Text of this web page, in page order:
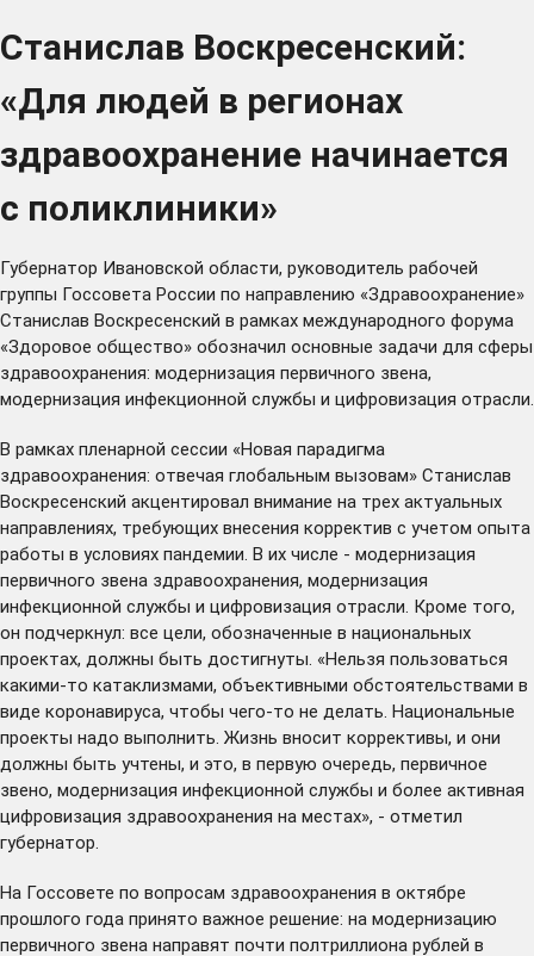
Станислав Воскресенский:
«Для людей в регионах
здравоохранение начинается
с поликлиники»
Губернатор Ивановской области, руководитель рабочей
группы Госсовета России по направлению «Здравоохранение»
Станислав Воскресенский в рамках международного форума
«Здоровое общество» обозначил основные задачи для сферы
здравоохранения: модернизация первичного звена,
модернизация инфекционной службы и цифровизация отрасли.
В рамках пленарной сессии «Новая парадигма
здравоохранения: отвечая глобальным вызовам» Станислав
Воскресенский акцентировал внимание на трех актуальных
направлениях, требующих внесения корректив с учетом опыта
работы в условиях пандемии. В их числе - модернизация
первичного звена здравоохранения, модернизация
инфекционной службы и цифровизация отрасли. Кроме того,
он подчеркнул: все цели, обозначенные в национальных
проектах, должны быть достигнуты. «Нельзя пользоваться
какими-то катаклизмами, объективными обстоятельствами в
виде коронавируса, чтобы чего-то не делать. Национальные
проекты надо выполнить. Жизнь вносит коррективы, и они
должны быть учтены, и это, в первую очередь, первичное
звено, модернизация инфекционной службы и более активная
цифровизация здравоохранения на местах», - отметил
губернатор.
На Госсовете по вопросам здравоохранения в октябре
прошлого года принято важное решение: на модернизацию
первичного звена направят почти полтриллиона рублей в